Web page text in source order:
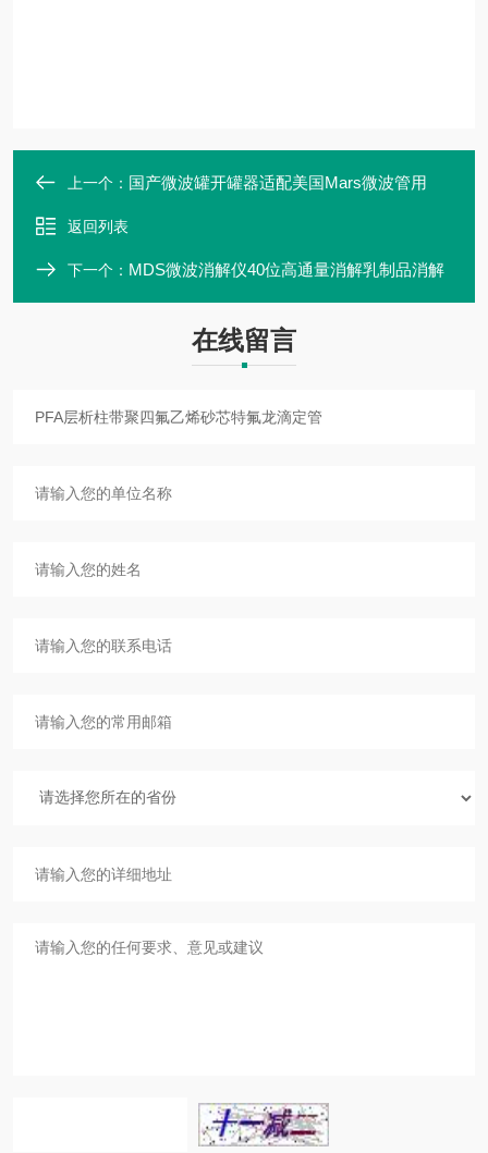
上一个： 国产微波罐开罐器适配美国Mars微波管用
返回列表
下一个： MDS微波消解仪40位高通量消解乳制品消解
在线留言